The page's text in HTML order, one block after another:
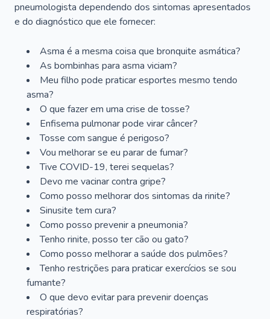
pneumologista dependendo dos sintomas apresentados
e do diagnóstico que ele fornecer:
Asma é a mesma coisa que bronquite asmática?
As bombinhas para asma viciam?
Meu filho pode praticar esportes mesmo tendo
asma?
O que fazer em uma crise de tosse?
Enfisema pulmonar pode virar câncer?
Tosse com sangue é perigoso?
Vou melhorar se eu parar de fumar?
Tive COVID-19, terei sequelas?
Devo me vacinar contra gripe?
Como posso melhorar dos sintomas da rinite?
Sinusite tem cura?
Como posso prevenir a pneumonia?
Tenho rinite, posso ter cão ou gato?
Como posso melhorar a saúde dos pulmões?
Tenho restrições para praticar exercícios se sou
fumante?
O que devo evitar para prevenir doenças
respiratórias?